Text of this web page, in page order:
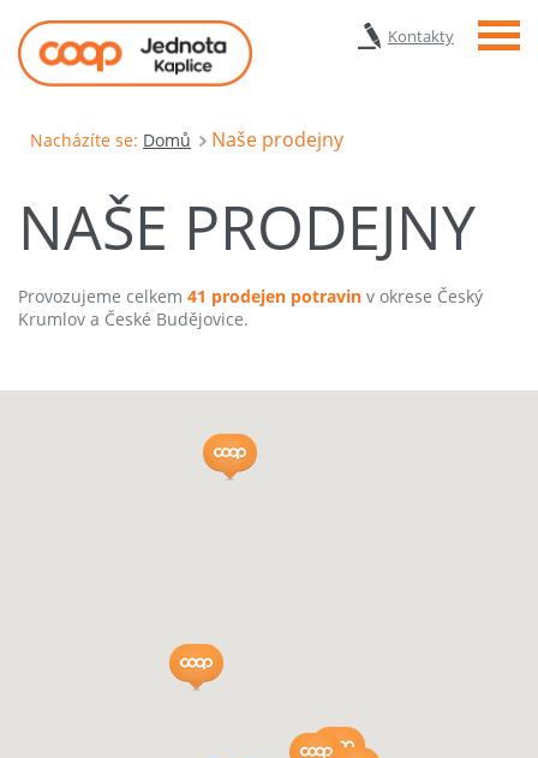
Kontakty Menu
Nacházíte se: Domů Naše prodejny
NAŠE PRODEJNY
Provozujeme celkem 41 prodejen potravin v okrese Český
Krumlov a České Budějovice.